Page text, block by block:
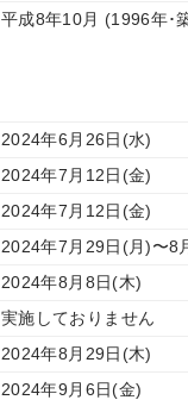
平成8年10月 (1996年･
2024年6月26日(水)
2024年7月12日(金)
2024年7月12日(金)
2024年7月29日(月)〜8
2024年8月8日(木)
実施しておりません
2024年8月29日(木)
2024年9月6日(金)